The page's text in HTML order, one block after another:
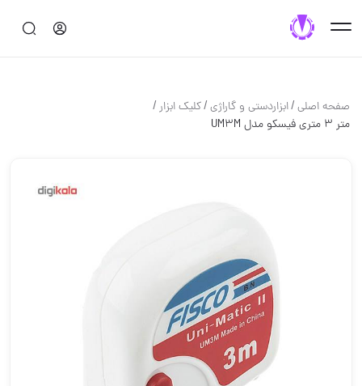
صفحه اصلی/ابزاردستی و گاراژی/کلیک ابزار/
متر 3 متری فیسکو مدل UM3M